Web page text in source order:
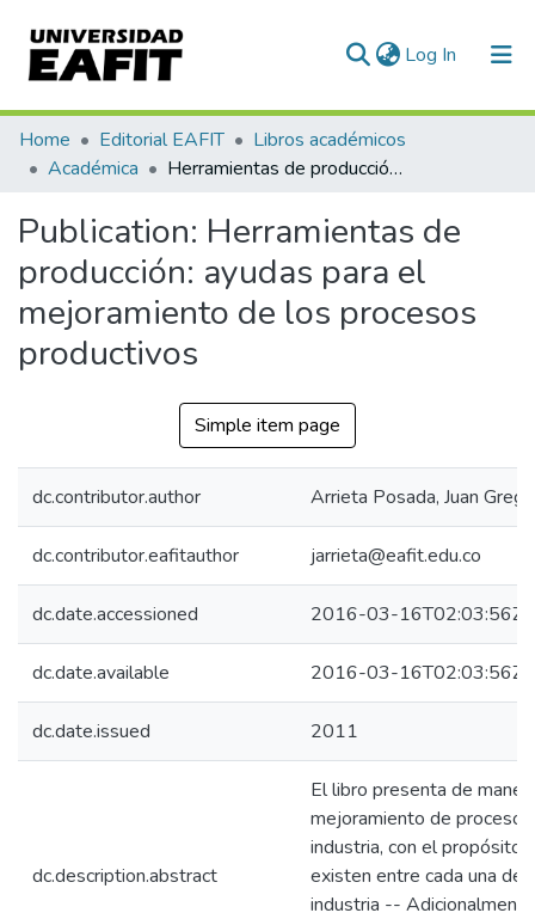
Log In (current)
Communities & Collections
All of DSpace
Statistics
Home Editorial EAFIT
Libros académicos
Académica
Herramientas de producción: ayudas para el mejoramiento de los procesos productivos
Publication: Herramientas de
producción: ayudas para el
mejoramiento de los procesos
productivos
Simple item page
dc.contributor.author Arrieta Posada, Juan
dc.contributor.eafitauthor jarrieta@eafit.edu.co
dc.date.accessioned 2016-03-16T02:03:56Z
dc.date.available 2016-03-16T02:03:56Z
dc.date.issued 2011
dc.description.abstract
El libro presenta de
mejoramiento de
industria, con el propósito
existen entre cada una de
industria --